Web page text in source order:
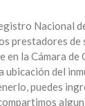
Nacional
prestadores
en la Cámara de
del
puedes